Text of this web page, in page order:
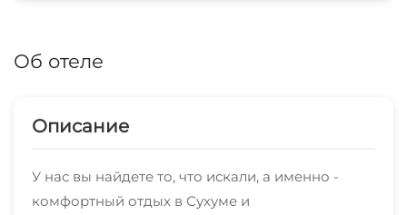
Об отеле
Описание
У нас вы найдете то, что искали, а именно -
комфортный отдых в Сухуме и